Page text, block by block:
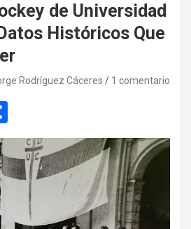
de Universidad
Históricos Que
Rodríguez Cáceres 1 comentario
o
m
p